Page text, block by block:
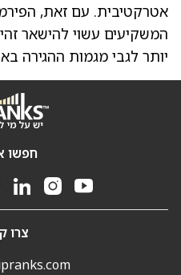
אטרקטיבית. עם זאת,
המשקיעים עשוי להישאר
יותר לגבי מגמות ההגירה
חפשו
צרו